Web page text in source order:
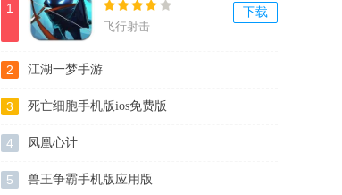
1
飞行射击
下载
2 江湖一梦手游
3 死亡细胞手机版ios免费版
4 凤凰心计
5 兽王争霸手机版应用版